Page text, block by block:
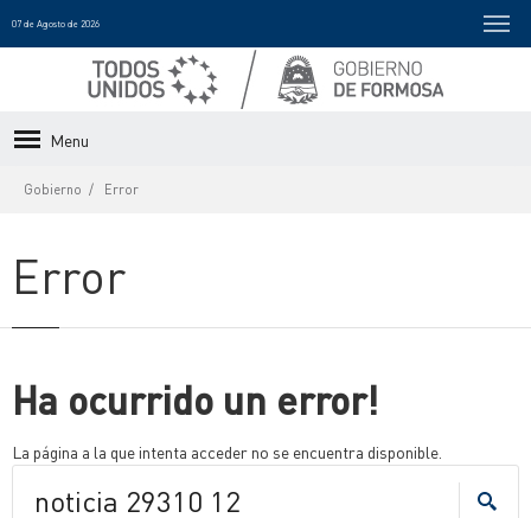
07 de Agosto de 2026
Menu
Gobierno Error
Error
Ha ocurrido un error!
La página a la que intenta acceder no se encuentra disponible.